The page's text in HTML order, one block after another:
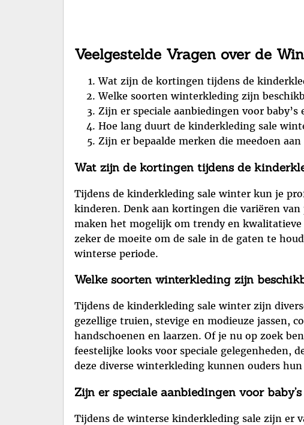
Veelgestelde Vragen over de
Wat zijn de kortingen tijdens de
Welke soorten winterkleding zijn
Zijn er speciale aanbiedingen voor
Hoe lang duurt de kinderkleding sale
Zijn er bepaalde merken die meedoen
Wat zijn de kortingen tijdens de
Tijdens de kinderkleding sale winter kun je
kinderen. Denk aan kortingen die variëren
maken het mogelijk om trendy en
zeker de moeite om de sale in de gaten te
winterse periode.
Welke soorten winterkleding zijn
Tijdens de kinderkleding sale winter zijn
gezellige truien, stevige en modieuze jassen,
handschoenen en laarzen. Of je nu op zoek
feestelijke looks voor speciale gelegenheden,
deze diverse winterkleding kunnen ouders
Zijn er speciale aanbiedingen voor
Tijdens de winterse kinderkleding sale zijn er